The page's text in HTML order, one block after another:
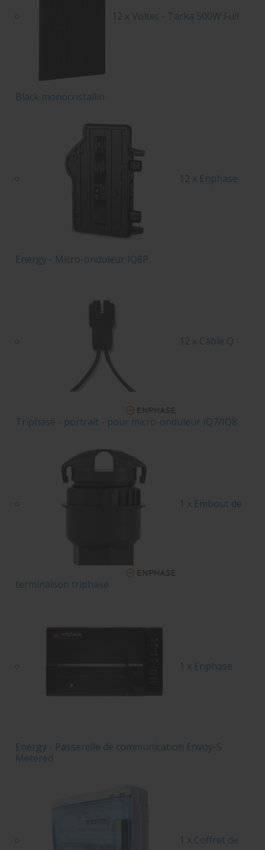
12 x Voltec - Tarka 500W Full
Black monocristallin
12 x Enphase
Energy - Micro-onduleur IQ8P
12 x Câble Q -
Triphasé - portrait - pour micro-onduleur IQ7/IQ8
1 x Embout de
terminaison triphasé
1 x Enphase
Energy - Passerelle de communication Envoy-S
Metered
1 x Coffret de